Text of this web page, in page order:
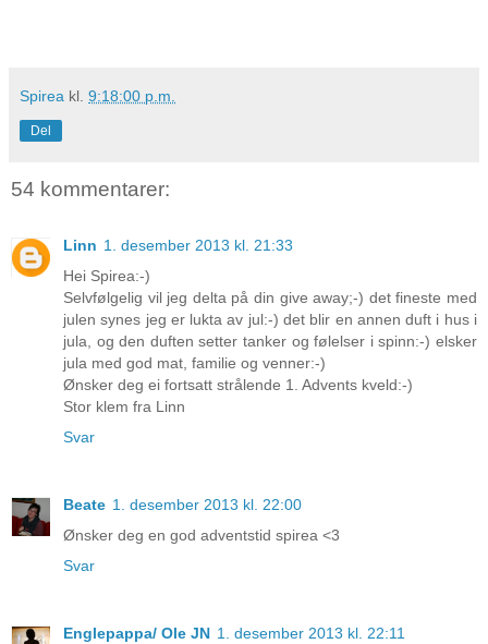
Spirea kl. 9:18:00 p.m.
Del
54 kommentarer:
Linn 1. desember 2013 kl. 21:33
Hei Spirea:-)
Selvfølgelig vil jeg delta på din give away;-) det fineste med
julen synes jeg er lukta av jul:-) det blir en annen duft i hus i
jula, og den duften setter tanker og følelser i spinn:-) elsker
jula med god mat, familie og venner:-)
Ønsker deg ei fortsatt strålende 1. Advents kveld:-)
Stor klem fra Linn
Svar
Beate 1. desember 2013 kl. 22:00
Ønsker deg en god adventstid spirea <3
Svar
Englepappa/ Ole JN 1. desember 2013 kl. 22:11